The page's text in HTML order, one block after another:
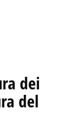
dei
del